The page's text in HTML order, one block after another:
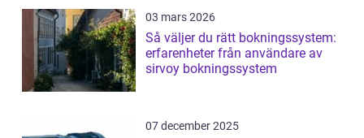
03 mars 2026
Så väljer du rätt bokningssystem:
erfarenheter från användare av
sirvoy bokningssystem
07 december 2025